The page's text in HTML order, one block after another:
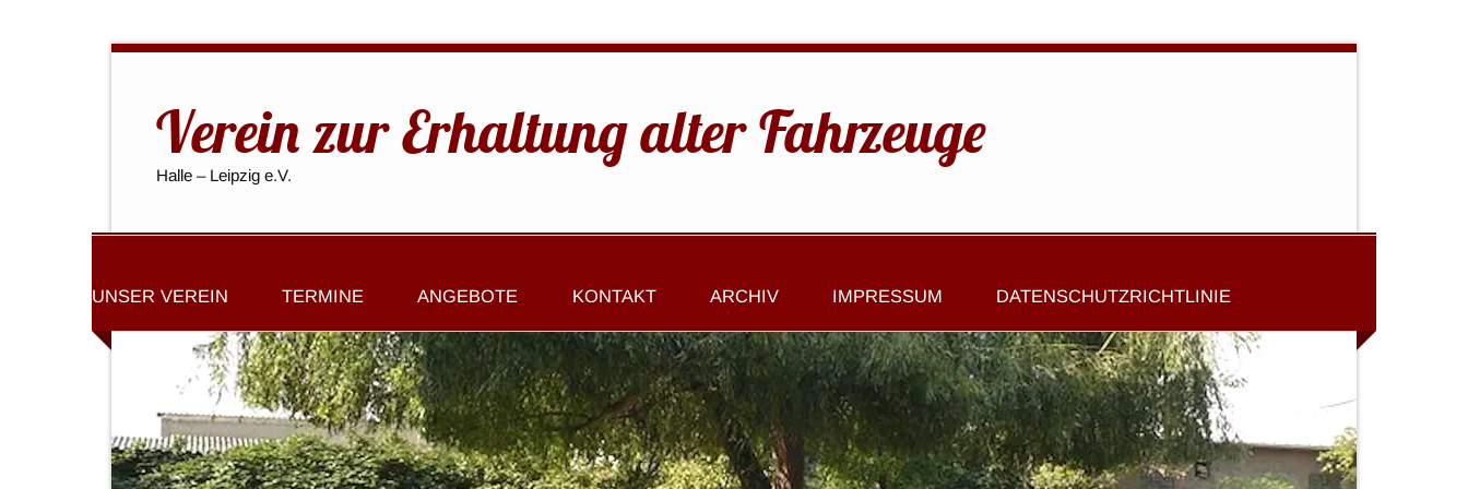
Verein zur Erhaltung alter Fahrzeuge
Halle – Leipzig e.V.
UNSER VEREIN TERMINE ANGEBOTE KONTAKT ARCHIV IMPRESSUM DATENSCHUTZRICHTLINIE